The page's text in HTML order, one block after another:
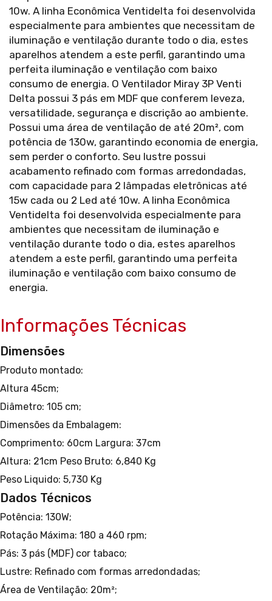
10w. A linha Econômica Ventidelta foi desenvolvida
especialmente para ambientes que necessitam de
iluminação e ventilação durante todo o dia, estes
aparelhos atendem a este perfil, garantindo uma
perfeita iluminação e ventilação com baixo
consumo de energia. O Ventilador Miray 3P Venti
Delta possui 3 pás em MDF que conferem leveza,
versatilidade, segurança e discrição ao ambiente.
Possui uma área de ventilação de até 20m², com
potência de 130w, garantindo economia de energia,
sem perder o conforto. Seu lustre possui
acabamento refinado com formas arredondadas,
com capacidade para 2 lâmpadas eletrônicas até
15w cada ou 2 Led até 10w. A linha Econômica
Ventidelta foi desenvolvida especialmente para
ambientes que necessitam de iluminação e
ventilação durante todo o dia, estes aparelhos
atendem a este perfil, garantindo uma perfeita
iluminação e ventilação com baixo consumo de
energia.
Informações Técnicas
Dimensões
Produto montado:
Altura 45cm;
Diâmetro: 105 cm;
Dimensões da Embalagem:
Comprimento: 60cm Largura: 37cm
Altura: 21cm Peso Bruto: 6,840 Kg
Peso Liquido: 5,730 Kg
Dados Técnicos
Potência: 130W;
Rotação Máxima: 180 a 460 rpm;
Pás: 3 pás (MDF) cor tabaco;
Lustre: Refinado com formas arredondadas;
Área de Ventilação: 20m²;